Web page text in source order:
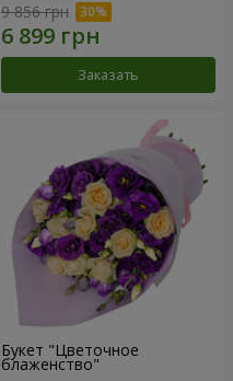
9 856 грн
Заказать
Букет "Цветочное
блаженство"